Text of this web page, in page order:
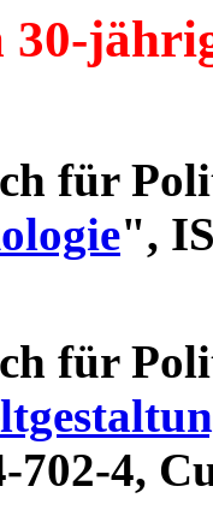
30-
für
",
für
702-4,